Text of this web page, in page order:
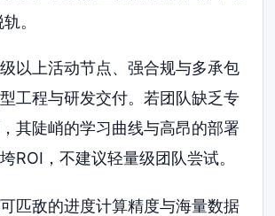
。
以上活动节点、强合规与多承包
工程与研发交付。若团队缺乏专
其陡峭的学习曲线与高昂的部署
ROI，不建议轻量级团队尝试。
匹敌的进度计算精度与海量数据